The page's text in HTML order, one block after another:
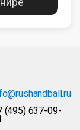
(495) 637-09-